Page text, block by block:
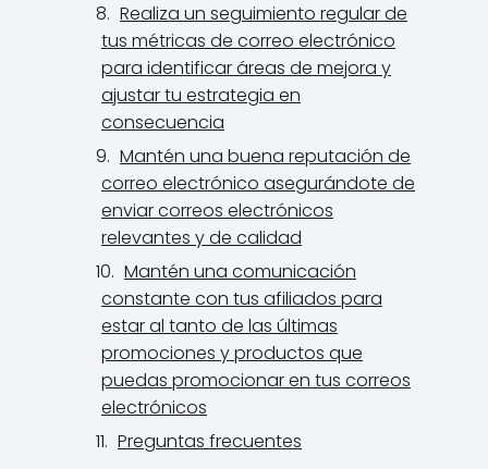
Realiza un seguimiento regular de
tus métricas de correo electrónico
para identificar áreas de mejora y
ajustar tu estrategia en
consecuencia
Mantén una buena reputación de
correo electrónico asegurándote de
enviar correos electrónicos
relevantes y de calidad
Mantén una comunicación
constante con tus afiliados para
estar al tanto de las últimas
promociones y productos que
puedas promocionar en tus correos
electrónicos
Preguntas frecuentes